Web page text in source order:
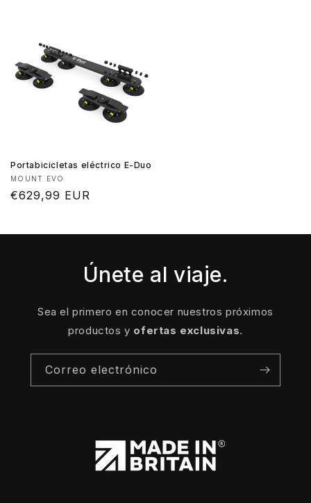
Portabicicletas eléctrico E-Duo
Proveedor:
MOUNT EVO
Precio
€629,99 EUR
Únete al viaje.
Sea el primero en conocer nuestros próximos
productos y ofertas exclusivas.
Correo electrónico